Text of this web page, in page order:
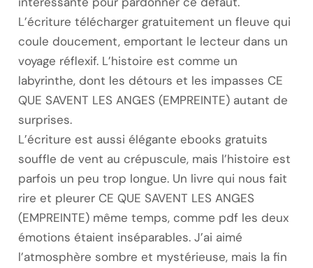
L’écriture télécharger gratuitement un fleuve qui
coule doucement, emportant le lecteur dans un
voyage réflexif. L’histoire est comme un
labyrinthe, dont les détours et les impasses CE
QUE SAVENT LES ANGES (EMPREINTE) autant de
surprises.
L’écriture est aussi élégante ebooks gratuits
souffle de vent au crépuscule, mais l’histoire est
parfois un peu trop longue. Un livre qui nous fait
rire et pleurer CE QUE SAVENT LES ANGES
(EMPREINTE) même temps, comme pdf les deux
émotions étaient inséparables. J’ai aimé
l’atmosphère sombre et mystérieuse, mais la fin